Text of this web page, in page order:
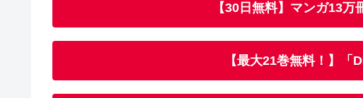
【30日無料】マンガ13万
【最大21巻無料！】「